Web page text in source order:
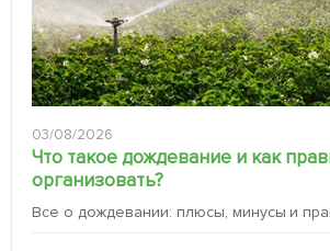
03/08/2026
Что такое дождевание и как
организовать?
Все о дождевании: плюсы, минусы и